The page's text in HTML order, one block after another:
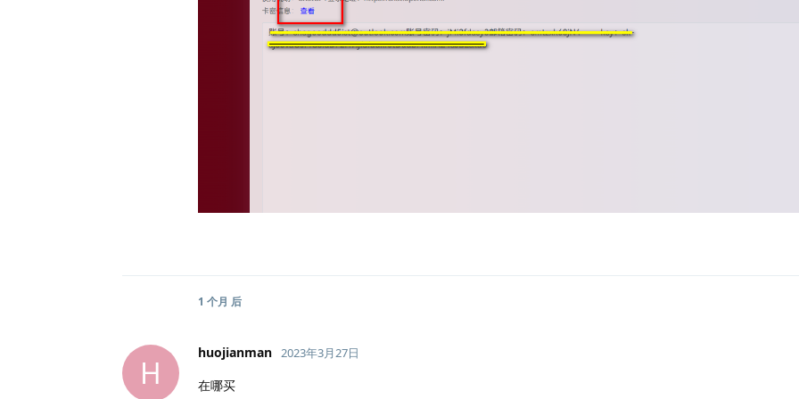
1 个月 后
H
huojianman 2023年3月27日
在哪买